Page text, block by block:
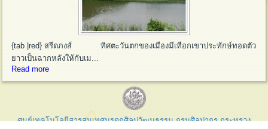
{tab |red} สรีดภงส์ ทิศตะวันตกของเมืองมีเทือกเขาประทักษ์ทอดตัว
ยาวเป็นฉากหลังให้กับเม...
Read more
ศูนย์เทคโนโลยีสารสนเทศมรดกศิลปวัฒนธรรม กรมศิลปากร กระทรวง